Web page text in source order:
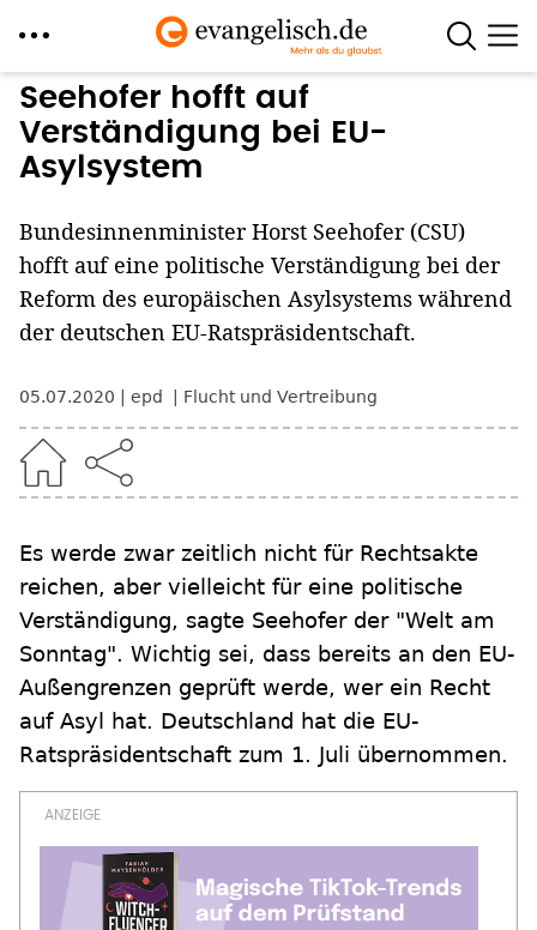
Direkt
zum
Inhalt
Seehofer hofft auf
Verständigung bei EU-
Asylsystem
Bundesinnenminister Horst Seehofer (CSU)
hofft auf eine politische Verständigung bei der
Reform des europäischen Asylsystems während
der deutschen EU-Ratspräsidentschaft.
05.07.2020 epd Flucht und Vertreibung
Es werde zwar zeitlich nicht für Rechtsakte
reichen, aber vielleicht für eine politische
Verständigung, sagte Seehofer der "Welt am
Sonntag". Wichtig sei, dass bereits an den EU-
Außengrenzen geprüft werde, wer ein Recht
auf Asyl hat. Deutschland hat die EU-
Ratspräsidentschaft zum 1. Juli übernommen.